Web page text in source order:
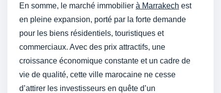
En somme, le marché immobilier à Marrakech est
en pleine expansion, porté par la forte demande
pour les biens résidentiels, touristiques et
commerciaux. Avec des prix attractifs, une
croissance économique constante et un cadre de
vie de qualité, cette ville marocaine ne cesse
d’attirer les investisseurs en quête d’un